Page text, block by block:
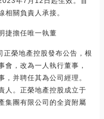
相關負責人承接。
捷擔任唯一執董
榮地產控股發布公告，根
會，改為一人執行董事，
，并聘任其為公司經理。
人。正榮地產控股成立于
集團有限公司的全資附屬